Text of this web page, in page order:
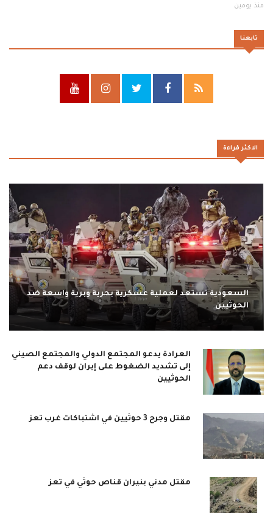
منذ يومين
تابعنا
الاكثر قراءة
السعودية تستعد لعملية عسكرية بحرية وبرية واسعة ضد
الحوثيين
العرادة يدعو المجتمع الدولي والمجتمع الصيني
إلى تشديد الضغوط على إيران لوقف دعم
الحوثيين
مقتل وجرح 3 حوثيين في اشتباكات غرب تعز
مقتل مدني بنيران قناص حوثي في تعز